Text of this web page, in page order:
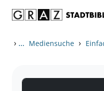
› ... Mediensuche ›